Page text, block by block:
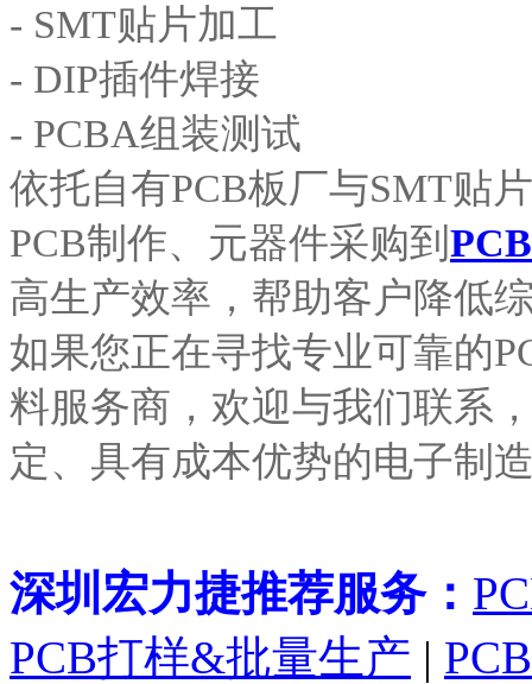
- SMT贴片加工
- DIP插件焊接
- PCBA组装测试
依托自有PCB板厂与SMT贴
PCB制作、元器件采购到
高生产效率，帮助客户降低
如果您正在寻找专业可靠的
料服务商，欢迎与我们联系
定、具有成本优势的电子制
深圳宏力捷推荐服务：
PCB打样&批量生产 |